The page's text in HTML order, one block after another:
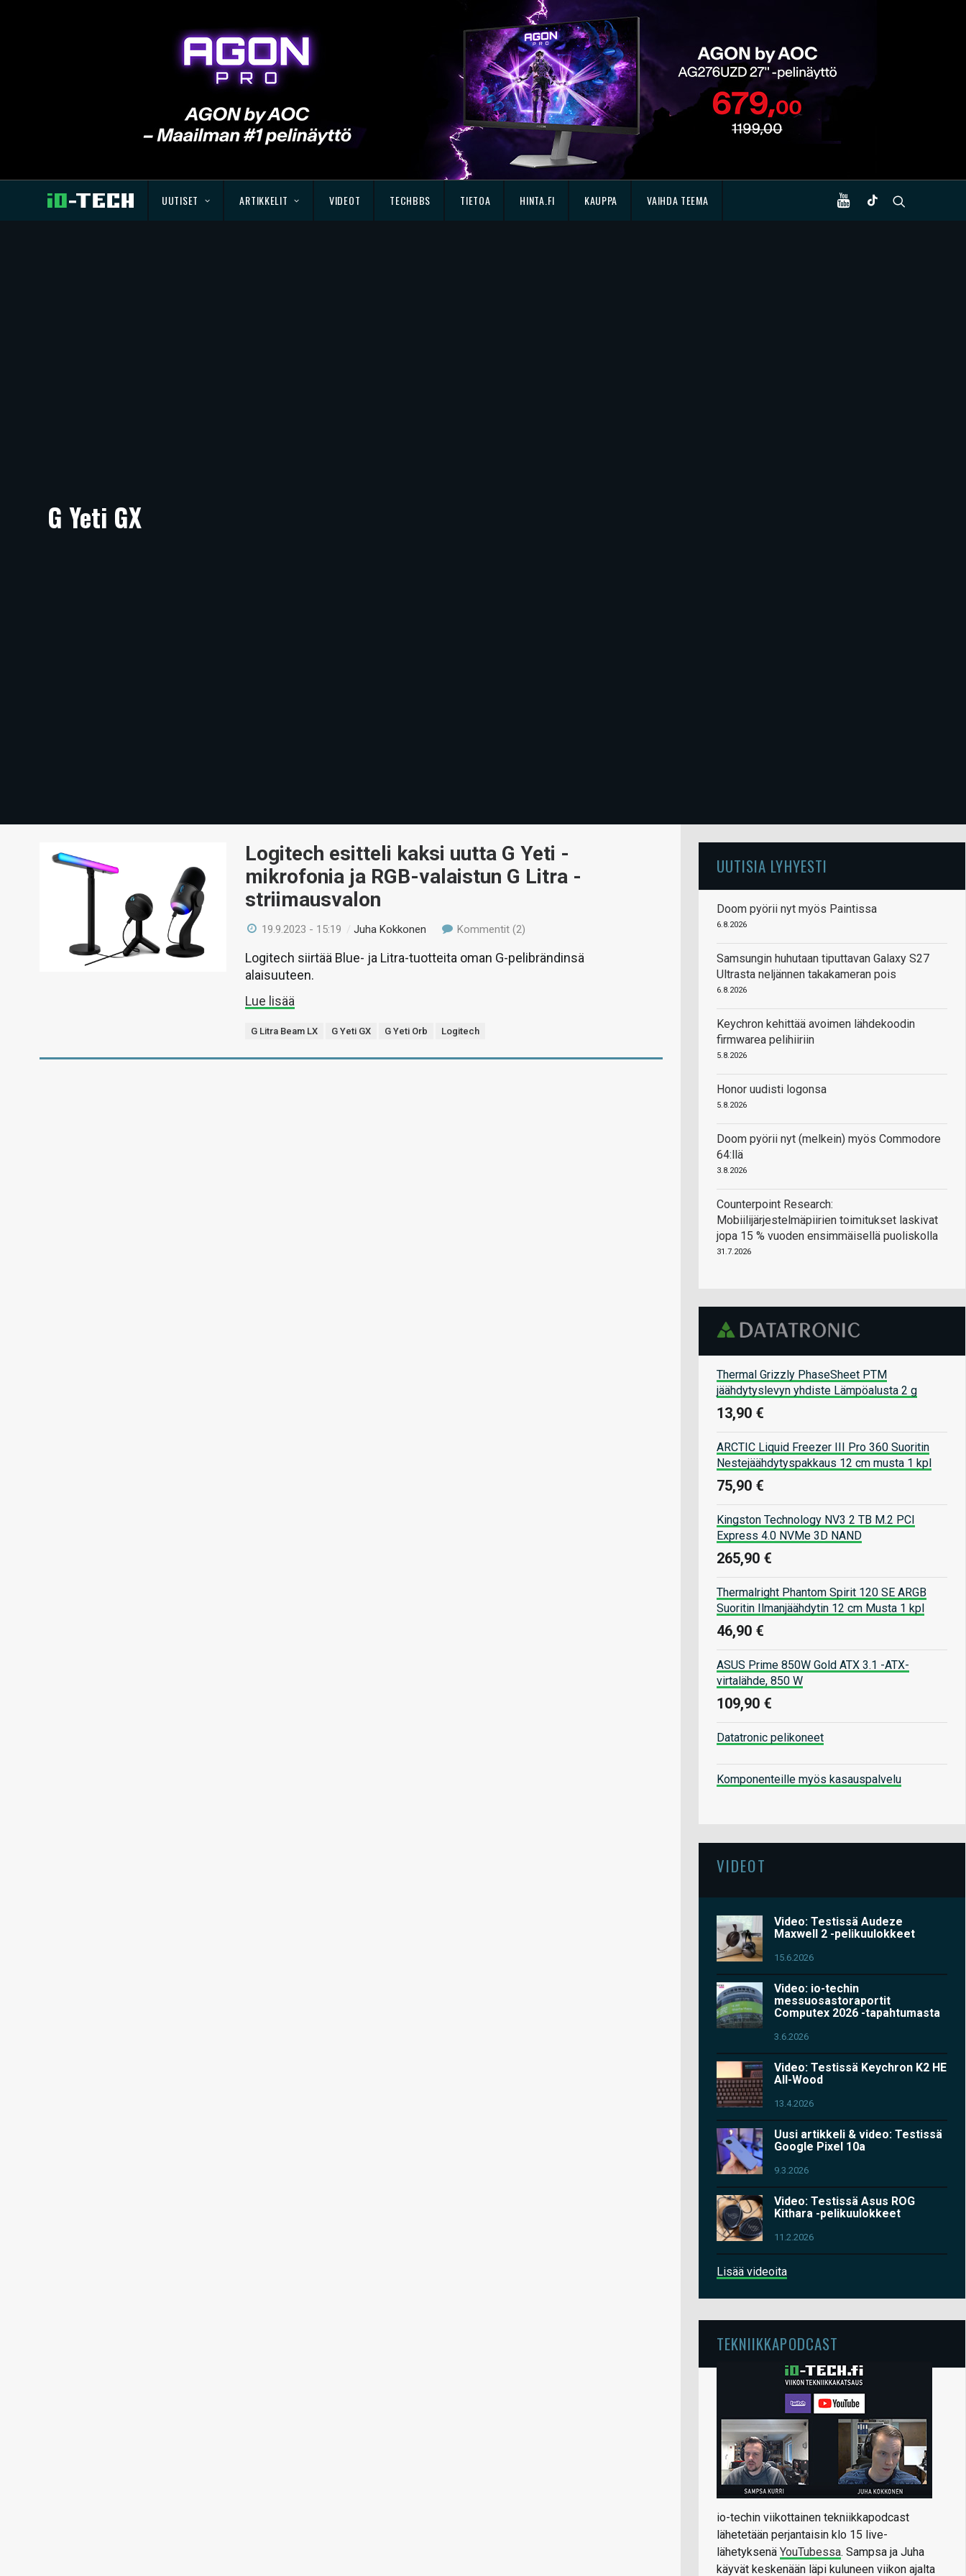
UUTISET ARTIKKELIT VIDEOT TECHBBS TIETOA HINTA.FI KAUPPA VAIHDA TEEMA
G Yeti GX
Logitech esitteli kaksi uutta G Yeti -
mikrofonia ja RGB-valaistun G Litra -
striimausvalon
19.9.2023 - 15:19 /Juha Kokkonen Kommentit (2)
Logitech siirtää Blue- ja Litra-tuotteita oman G-pelibrändinsä
alaisuuteen.
Lue lisää
G Litra Beam LX G Yeti GX G Yeti Orb Logitech
UUTISIA LYHYESTI
Doom pyörii nyt myös Paintissa
6.8.2026
Samsungin huhutaan tiputtavan Galaxy S27
Ultrasta neljännen takakameran pois
6.8.2026
Keychron kehittää avoimen lähdekoodin
firmwarea pelihiiriin
5.8.2026
Honor uudisti logonsa
5.8.2026
Doom pyörii nyt (melkein) myös Commodore
64:llä
3.8.2026
Counterpoint Research:
Mobiilijärjestelmäpiirien toimitukset laskivat
jopa 15 % vuoden ensimmäisellä puoliskolla
31.7.2026
Thermal Grizzly PhaseSheet PTM
jäähdytyslevyn yhdiste Lämpöalusta 2 g
13,90 €
ARCTIC Liquid Freezer III Pro 360 Suoritin
Nestejäähdytyspakkaus 12 cm musta 1 kpl
75,90 €
Kingston Technology NV3 2 TB M.2 PCI
Express 4.0 NVMe 3D NAND
265,90 €
Thermalright Phantom Spirit 120 SE ARGB
Suoritin Ilmanjäähdytin 12 cm Musta 1 kpl
46,90 €
ASUS Prime 850W Gold ATX 3.1 -ATX-
virtalähde, 850 W
109,90 €
Datatronic pelikoneet
Komponenteille myös kasauspalvelu
VIDEOT
Video: Testissä Audeze
Maxwell 2 -pelikuulokkeet
15.6.2026
Video: io-techin
messuosastoraportit
Computex 2026 -tapahtumasta
3.6.2026
Video: Testissä Keychron K2 HE
All-Wood
13.4.2026
Uusi artikkeli & video: Testissä
Google Pixel 10a
9.3.2026
Video: Testissä Asus ROG
Kithara -pelikuulokkeet
11.2.2026
Lisää videoita
TEKNIIKKAPODCAST
io-techin viikottainen tekniikkapodcast
lähetetään perjantaisin klo 15 live-
lähetyksenä YouTubessa. Sampsa ja Juha
käyvät keskenään läpi kuluneen viikon ajalta